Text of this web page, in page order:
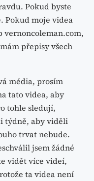
Pokud byste
Pokud moje videa
vernoncoleman.com,
přepisy všech
média, prosím
tato videa, aby
tohle sledují,
týdně, aby viděli
trvat nebude.
jsem žádné
vidět více videí,
ta videa není